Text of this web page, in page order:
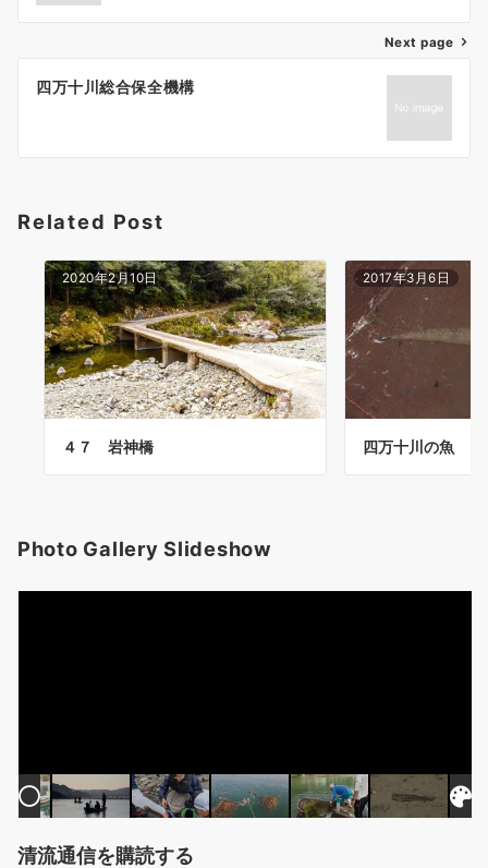
ビ
シ
ン
Next page
四万十川総合保全機構
Related Post
2020年2月10日
４７ 岩神橋
2017年3月6日
四万十川の魚
Photo Gallery Slideshow
清流通信を購読する